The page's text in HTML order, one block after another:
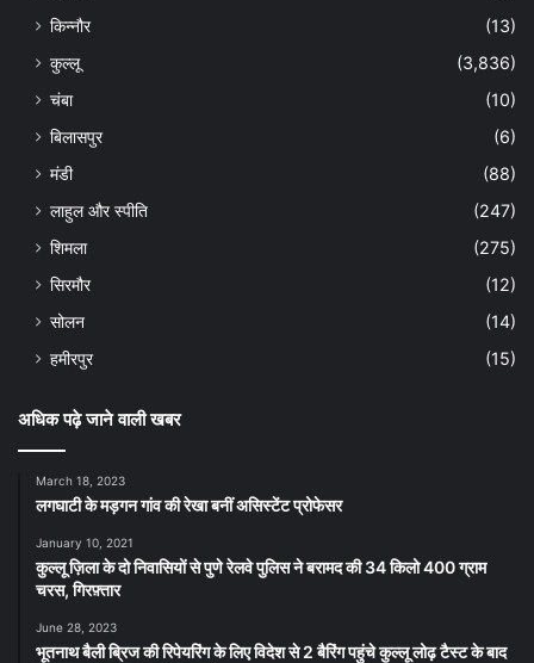
किन्नौर
(13)
कुल्लू
(3,836)
चंबा
(10)
बिलासपुर
(6)
मंडी
(88)
लाहुल और स्पीति
(247)
शिमला
(275)
सिरमौर
(12)
सोलन
(14)
हमीरपुर
(15)
अधिक पढ़े जाने वाली खबर
March 18, 2023
लगघाटी के मड़गन गांव की रेखा बनीं असिस्टेंट प्रोफेसर
January 10, 2021
कुल्लू ज़िला के दो निवासियों से पुणे रेलवे पुलिस ने बरामद की 34 किलो 400 ग्राम
चरस, गिरफ़्तार
June 28, 2023
भूतनाथ बैली ब्रिज की रिपेयरिंग के लिए विदेश से 2 बैरिंग पहुंचे कुल्लू लोढ़ टैस्ट के बाद